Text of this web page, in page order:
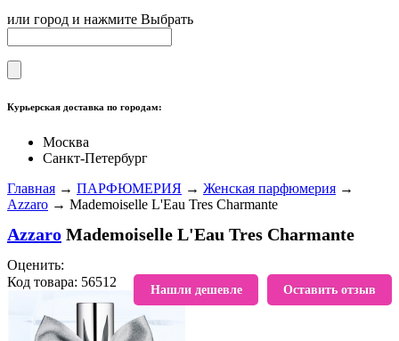
или город и нажмите Выбрать
Курьерская доставка по городам:
Москва
Санкт-Петербург
Главная → ПАРФЮМЕРИЯ → Женская парфюмерия →
Azzaro → Mademoiselle L'Eau Tres Charmante
Azzaro Mademoiselle L'Eau Tres Charmante
Оставить отзыв
Нашли дешевле
Оценить:
Код товара: 56512
В избранное